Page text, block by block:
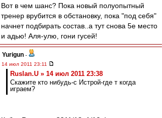
Вот в чем шанс? Пока новый полуопытный
тренер врубится в обстановку, пока "под себя"
начнет подбирать состав..а тут снова 5е место
и адью! Аля-улю, гони гусей!
Yurigun -
14 июл 2011 23:11
Ruslan.U » 14 июл 2011 23:38
Скажите кто нибудь-с Истрой-где т когда
играем?